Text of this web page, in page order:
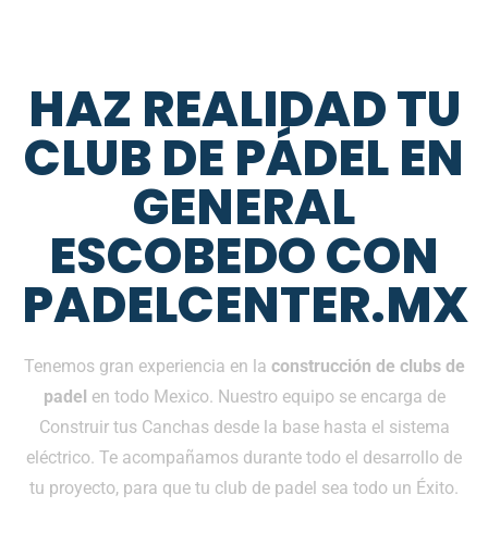
HAZ REALIDAD TU
CLUB DE PÁDEL EN
GENERAL
ESCOBEDO CON
PADELCENTER.MX
Tenemos gran experiencia en la construcción de clubs de
padel en todo Mexico. Nuestro equipo se encarga de
Construir tus Canchas desde la base hasta el sistema
eléctrico. Te acompañamos durante todo el desarrollo de
tu proyecto, para que tu club de padel sea todo un Éxito.